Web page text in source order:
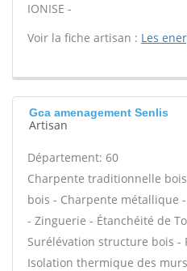
IONISE -
Voir la fiche artisan : Les
Gca amenagement Senlis
Artisan
Département: 60
Charpente traditionnelle
bois - Charpente métallique
- Zinguerie - Étanchéité de
Surélévation structure bois -
Isolation thermique des